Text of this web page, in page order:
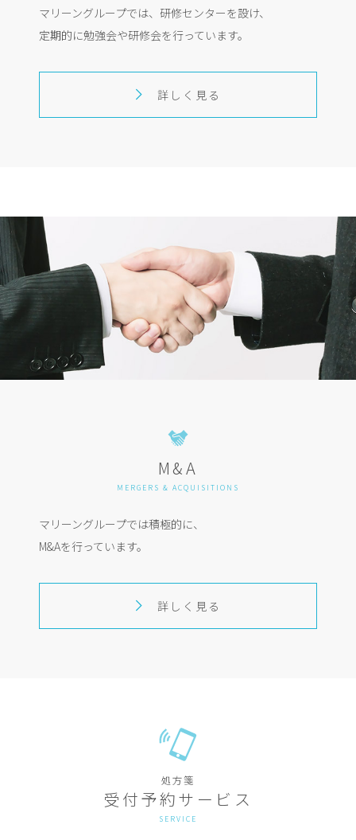
マリーングループでは、研修センターを設け、
定期的に勉強会や研修会を行っています。
詳しく見る
M&A
MERGERS & ACQUISITIONS
マリーングループでは積極的に、
M&Aを行っています。
詳しく見る
処方箋
受付予約サービス
SERVICE